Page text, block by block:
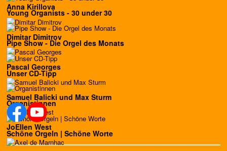
Anna Kirillova
Dimitar Dimitrov
Pascal Georges
Samuel Balicki und Max Sturm
JoEllen West
Young Organists - 30 under 30
Pipe Show - Die Orgel des Monats
Unser CD-Tipp
Organistinnen
Schöne Orgeln | Schöne Worte